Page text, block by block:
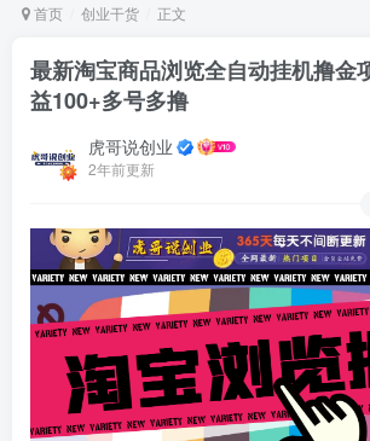
首页 创业干货 正文
最新淘宝商品浏览全自动挂机撸金
益100+多号多撸
虎哥说创业
2年前更新